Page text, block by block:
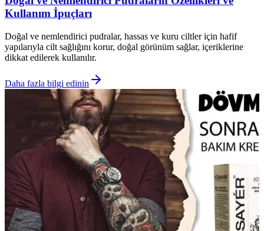
Kullanım İpuçları
Doğal ve nemlendirici pudralar, hassas ve kuru ciltler için hafif
yapılarıyla cilt sağlığını korur, doğal görünüm sağlar, içeriklerine
dikkat edilerek kullanılır.
Daha fazla bilgi edinin